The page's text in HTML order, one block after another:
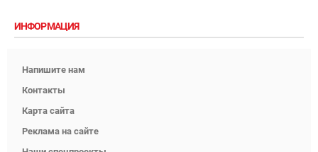
ИНФОРМАЦИЯ
Напишите нам
Контакты
Карта сайта
Реклама на сайте